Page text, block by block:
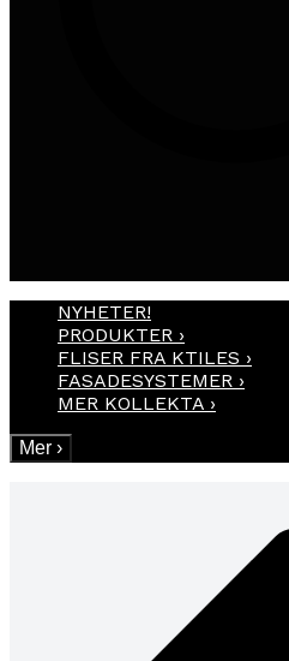
NYHETER!
PRODUKTER ›
FLISER FRA KTILES ›
FASADESYSTEMER ›
MER KOLLEKTA ›
Mer ›